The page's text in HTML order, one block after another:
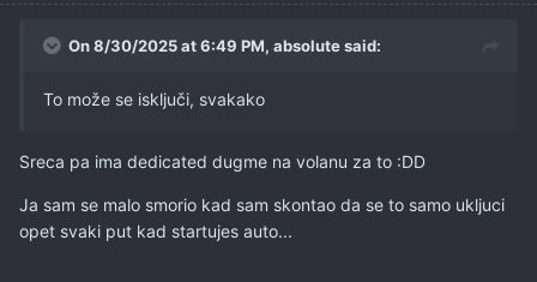
On 8/30/2025 at 6:49 PM, absolutesaid:
To može se isključi, svakako
Sreca pa ima dedicated dugme na volanu za to :DD
Ja sam se malo smorio kad sam skontao da se to samo ukljuci
opet svaki put kad startujes auto...